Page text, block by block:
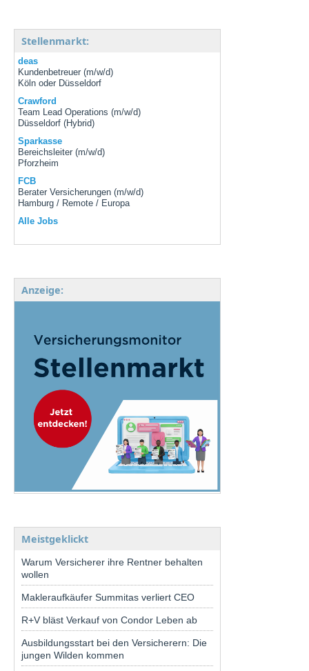
Stellenmarkt:
deas
Kundenbetreuer (m/w/d)
Köln oder Düsseldorf
Crawford
Team Lead Operations (m/w/d)
Düsseldorf (Hybrid)
Sparkasse
Bereichsleiter (m/w/d)
Pforzheim
FCB
Berater Versicherungen (m/w/d)
Hamburg / Remote / Europa
Alle Jobs
Anzeige:
Meistgeklickt
Warum Versicherer ihre Rentner behalten
wollen
Makleraufkäufer Summitas verliert CEO
R+V bläst Verkauf von Condor Leben ab
Ausbildungsstart bei den Versicherern: Die
jungen Wilden kommen